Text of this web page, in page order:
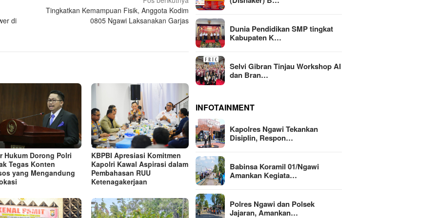
di
Tingkatkan Kemampuan Fisik, Anggota Kodim
0805 Ngawi Laksanakan Garjas
Hukum Dorong Polri
Tegas Konten
yang Mengandung
KBPBI Apresiasi Komitmen
Kapolri Kawal Aspirasi dalam
Pembahasan RUU
Ketenagakerjaan
Dunia Pendidikan SMP tingkat
Kabupaten K…
Selvi Gibran Tinjau Workshop AI
dan Bran…
INFOTAINMENT
Kapolres Ngawi Tekankan
Disiplin, Respon…
Babinsa Koramil 01/Ngawi
Amankan Kegiata…
Polres Ngawi dan Polsek
Jajaran, Amankan…